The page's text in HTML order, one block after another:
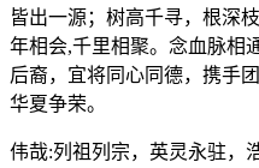
皆出一源；树高千寻，根深
年相会,千里相聚。念血脉相
后裔，宜将同心同德，携手
华夏争荣。
伟哉:列祖列宗，英灵永驻，